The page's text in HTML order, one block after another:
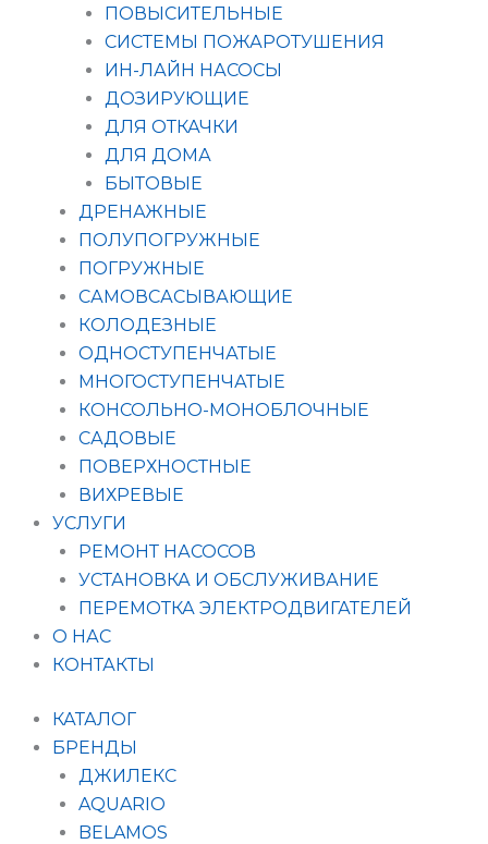
ПОВЫСИТЕЛЬНЫЕ
СИСТЕМЫ ПОЖАРОТУШЕНИЯ
ИН-ЛАЙН НАСОСЫ
ДОЗИРУЮЩИЕ
ДЛЯ ОТКАЧКИ
ДЛЯ ДОМА
БЫТОВЫЕ
ДРЕНАЖНЫЕ
ПОЛУПОГРУЖНЫЕ
ПОГРУЖНЫЕ
САМОВСАСЫВАЮЩИЕ
КОЛОДЕЗНЫЕ
ОДНОСТУПЕНЧАТЫЕ
МНОГОСТУПЕНЧАТЫЕ
КОНСОЛЬНО-МОНОБЛОЧНЫЕ
САДОВЫЕ
ПОВЕРХНОСТНЫЕ
ВИХРЕВЫЕ
УСЛУГИ
РЕМОНТ НАСОСОВ
УСТАНОВКА И ОБСЛУЖИВАНИЕ
ПЕРЕМОТКА ЭЛЕКТРОДВИГАТЕЛЕЙ
О НАС
КОНТАКТЫ
КАТАЛОГ
БРЕНДЫ
ДЖИЛЕКС
AQUARIO
BELAMOS